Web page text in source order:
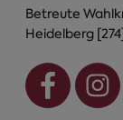
Betreute
Heidelberg